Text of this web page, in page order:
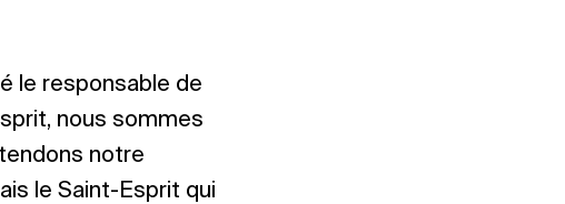
le responsable de
nous sommes
notre
le Saint-Esprit qui